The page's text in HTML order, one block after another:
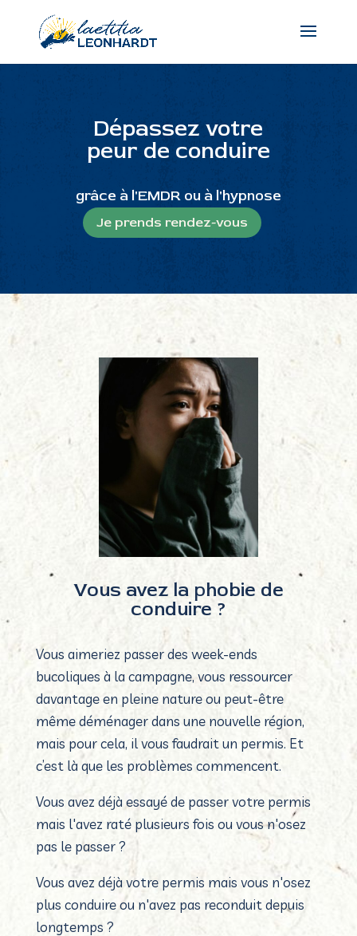
Dépassez votre
peur de conduire
grâce à l'EMDR ou à l'hypnose
Je prends rendez-vous
Vous avez la phobie de
conduire ?
Vous aimeriez passer des week-ends
bucoliques à la campagne, vous ressourcer
davantage en pleine nature ou peut-être
même déménager dans une nouvelle région,
mais pour cela, il vous faudrait un permis. Et
c’est là que les problèmes commencent.
Vous avez déjà essayé de passer votre permis
mais l'avez raté plusieurs fois ou vous n'osez
pas le passer ?
Vous avez déjà votre permis mais vous n'osez
plus conduire ou n'avez pas reconduit depuis
longtemps ?